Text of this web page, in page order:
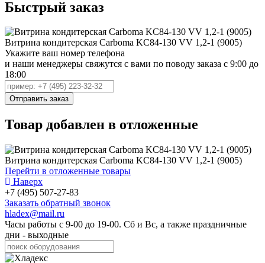
Быстрый заказ
Витрина кондитерская Carboma KC84-130 VV 1,2-1 (9005)
Укажите ваш номер телефона
и наши менеджеры свяжутся с вами по поводу заказа с 9:00 до
18:00
Товар добавлен в отложенные
Витрина кондитерская Carboma KC84-130 VV 1,2-1 (9005)
Перейти в отложенные товары
Наверх
+7 (495) 507-27-83
Заказать обратный звонок
hladex@mail.ru
Часы работы с 9-00 до 19-00. Сб и Вс, а также праздничные
дни - выходные